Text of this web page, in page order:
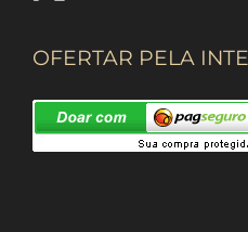
OFERTAR PELA